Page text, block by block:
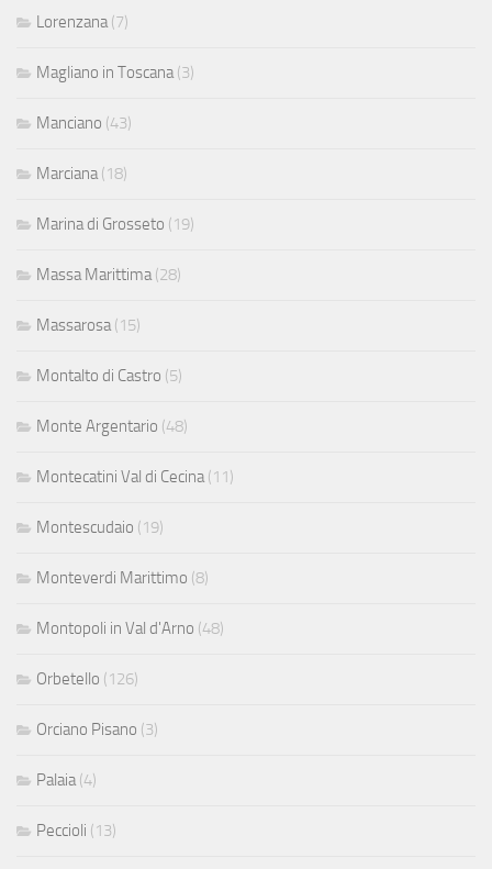
Lorenzana (7)
Magliano in Toscana (3)
Manciano (43)
Marciana (18)
Marina di Grosseto (19)
Massa Marittima (28)
Massarosa (15)
Montalto di Castro (5)
Monte Argentario (48)
Montecatini Val di Cecina (11)
Montescudaio (19)
Monteverdi Marittimo (8)
Montopoli in Val d'Arno (48)
Orbetello (126)
Orciano Pisano (3)
Palaia (4)
Peccioli (13)